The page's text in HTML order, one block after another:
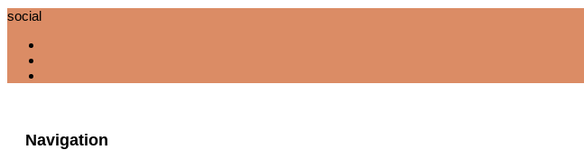
social
Navigation